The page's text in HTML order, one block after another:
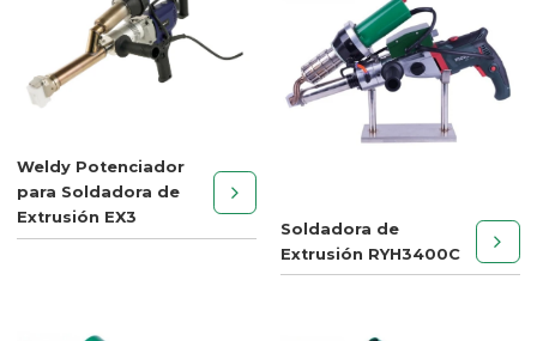
Weldy Potenciador
para Soldadora de
Extrusión EX3
Soldadora de
Extrusión RYH3400C